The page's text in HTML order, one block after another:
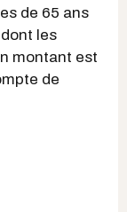
de 65 ans
les
montant est
de